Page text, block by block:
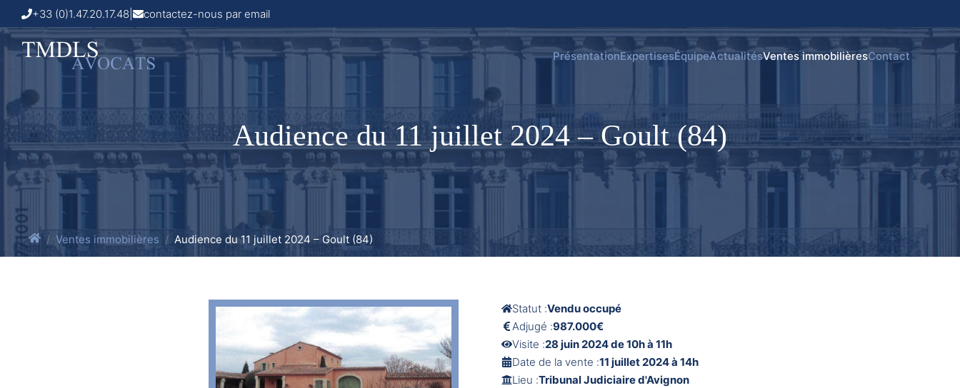
+33 (0)1.47.20.17.48 contactez-nous par email
PrésentationExpertisesÉquipeActualitésVentes immobilièresContact
Audience du 11 juillet 2024 – Goult (84)
Ventes immobilières Audience du 11 juillet 2024 – Goult (84)
Statut :Vendu occupé
Adjugé :987.000€
Visite :28 juin 2024 de 10h à 11h
Date de la vente :11 juillet 2024 à 14h
Lieu :Tribunal Judiciaire d'Avignon